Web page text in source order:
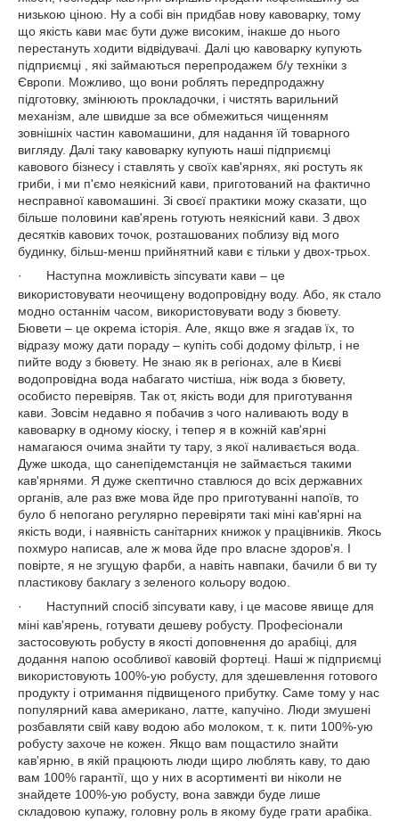
низькою ціною. Ну а собі він придбав нову кавоварку, тому
що якість кави має бути дуже високим, інакше до нього
перестануть ходити відвідувачі. Далі цю кавоварку купують
підприємці , які займаються перепродажем б/у техніки з
Європи. Можливо, що вони роблять передпродажну
підготовку, змінюють прокладочки, і чистять варильний
механізм, але швидше за все обмежиться чищенням
зовнішніх частин кавомашини, для надання їй товарного
вигляду. Далі таку кавоварку купують наші підприємці
кавового бізнесу і ставлять у своїх кав'ярнях, які ростуть як
гриби, і ми п'ємо неякісний кави, приготований на фактично
несправної кавомашині. Зі своєї практики можу сказати, що
більше половини кав'ярень готують неякісний кави. З двох
десятків кавових точок, розташованих поблизу від мого
будинку, більш-менш прийнятний кави є тільки у двох-трьох.
·
Наступна можливість зіпсувати кави – це
використовувати неочищену водопровідну воду. Або, як стало
модно останнім часом, використовувати воду з бювету.
Бювети – це окрема історія. Але, якщо вже я згадав їх, то
відразу можу дати пораду – купіть собі додому фільтр, і не
пийте воду з бювету. Не знаю як в регіонах, але в Києві
водопровідна вода набагато чистіша, ніж вода з бювету,
особисто перевіряв. Так от, якість води для приготування
кави. Зовсім недавно я побачив з чого наливають воду в
кавоварку в одному кіоску, і тепер я в кожній кав'ярні
намагаюся очима знайти ту тару, з якої наливається вода.
Дуже шкода, що санепідемстанція не займається такими
кав'ярнями. Я дуже скептично ставлюся до всіх державних
органів, але раз вже мова йде про приготуванні напоїв, то
було б непогано регулярно перевіряти такі міні кав'ярні на
якість води, і наявність санітарних книжок у працівників. Якось
похмуро написав, але ж мова йде про власне здоров'я. І
повірте, я не згущую фарби, а навіть навпаки, бачили б ви ту
пластикову баклагу з зеленого кольору водою.
·
Наступний спосіб зіпсувати каву, і це масове явище для
міні кав'ярень, готувати дешеву робусту. Професіонали
застосовують робусту в якості доповнення до арабіці, для
додання напою особливої кавовій фортеці. Наші ж підприємці
використовують 100%-ую робусту, для здешевлення готового
продукту і отримання підвищеного прибутку. Саме тому у нас
популярний кава американо, латте, капучіно. Люди змушені
розбавляти свій каву водою або молоком, т. к. пити 100%-ую
робусту захоче не кожен. Якщо вам пощастило знайти
кав'ярню, в якій працюють люди щиро люблять каву, то даю
вам 100% гарантії, що у них в асортименті ви ніколи не
знайдете 100%-ую робусту, вона завжди буде лише
складовою купажу, головну роль в якому буде грати арабіка.